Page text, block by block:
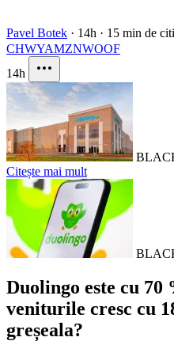
Pavel Botek · 14h · 15 min de
CHWYAMZNWOOF
14h
Citește mai mult
Duolingo este cu 70
veniturile cresc cu
greșeala?